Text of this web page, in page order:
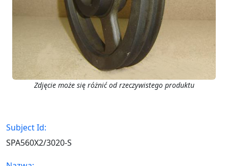
Zdjęcie może się różnić od rzeczywistego produktu
Subject Id:
SPA560X2/3020-S